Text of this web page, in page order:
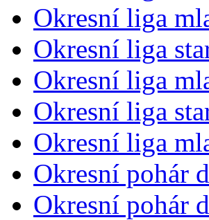
Okresní liga
Okresní liga
Okresní liga
Okresní liga
Okresní liga
Okresní pohár
Okresní pohár